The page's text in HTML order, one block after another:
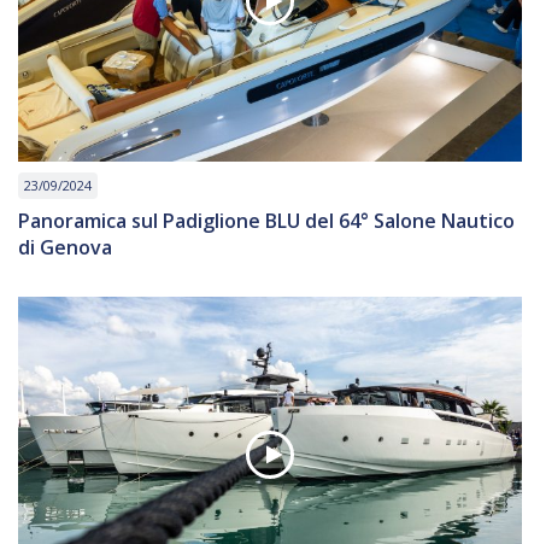
23/09/2024
Panoramica sul Padiglione BLU del 64° Salone Nautico
di Genova